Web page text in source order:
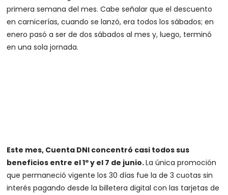
primera semana del mes. Cabe señalar que el descuento
en carnicerías, cuando se lanzó, era todos los sábados; en
enero pasó a ser de dos sábados al mes y, luego, terminó
en una sola jornada.
Este mes, Cuenta DNI concentró casi todos sus
beneficios entre el 1º y el 7 de junio.La única promoción
que permaneció vigente los 30 días fue la de 3 cuotas sin
interés pagando desde la billetera digital con las tarjetas de